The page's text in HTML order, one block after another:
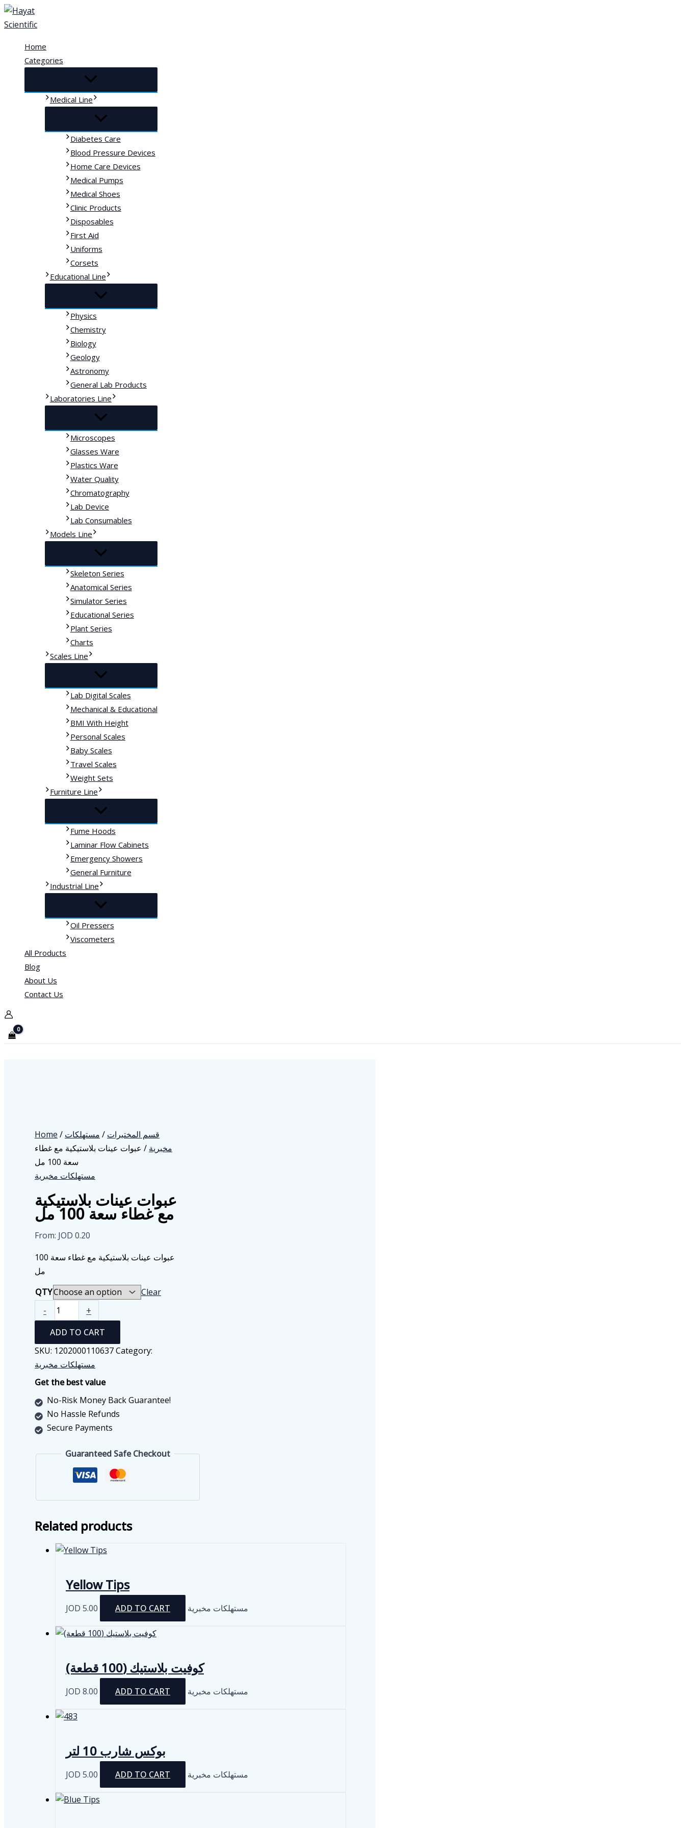
Skip
to
Home
Categories
Medical Line
Diabetes Care
Blood Pressure Devices
Home Care Devices
Medical Pumps
Medical Shoes
Clinic Products
Disposables
First Aid
Uniforms
Corsets
Educational Line
Physics
Chemistry
Biology
Geology
Astronomy
General Lab Products
Laboratories Line
Microscopes
Glasses Ware
Plastics Ware
Water Quality
Chromatography
Lab Device
Lab Consumables
Models Line
Skeleton Series
Anatomical Series
Simulator Series
Educational Series
Plant Series
Charts
Scales Line
Lab Digital Scales
Mechanical & Educational
BMI With Height
Personal Scales
Baby Scales
Travel Scales
Weight Sets
Furniture Line
Fume Hoods
Laminar Flow Cabinets
Emergency Showers
General Furniture
Industrial Line
Oil Pressers
Viscometers
All Products
Blog
About Us
Contact Us
Home / قسم المختبرات / مستهلكات
مخبرية / عبوات عينات بلاستيكية مع غطاء
سعة 100 مل
مستهلكات مخبرية
عبوات عينات بلاستيكية
مع غطاء سعة 100 مل
From: JOD 0.20
عبوات عينات بلاستيكية مع غطاء سعة 100
مل
QTY
Clear
-
عينات
بلاستيكية
مع
غطاء
100
مل
quantity
+
ADD TO CART
SKU: 1202000110637Category:
مستهلكات مخبرية
Get the best value
No-Risk Money Back Guarantee!
No Hassle Refunds
Secure Payments
Guaranteed Safe Checkout
Related products
Yellow Tips
JOD 5.00 ADD TO CART مستهلكات مخبرية
كوفيت بلاستيك (100 قطعة)
JOD 8.00 ADD TO CART مستهلكات مخبرية
بوكس شارب 10 لتر
JOD 5.00 ADD TO CART مستهلكات مخبرية